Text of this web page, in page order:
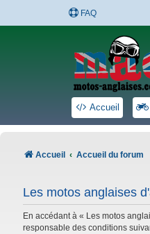
FAQ
Accueil
Accueil Accueil du forum
Les motos anglaises
En accédant à « Les motos
responsable des conditions